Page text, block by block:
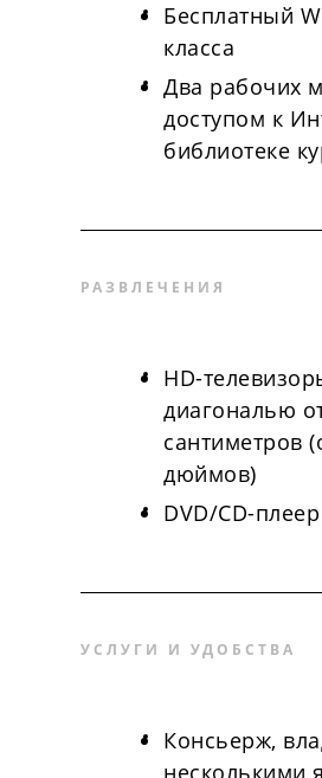
Бесплатный
класса
Два рабочих
доступом к
библиотеке
РАЗВЛЕЧЕНИЯ
HD-
диагональю
сантиметров
дюймов)
DVD/CD-
УСЛУГИ И УДОБСТВА
Консьерж,